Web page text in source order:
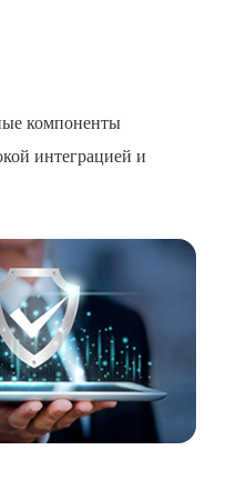
компоненты
интеграцией и